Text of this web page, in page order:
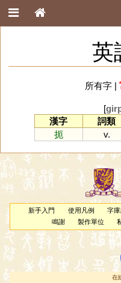
英
所有字|
[
漢字
詞類
扼
v.
新手入門 使用凡例 字
鳴謝
製作單位
在